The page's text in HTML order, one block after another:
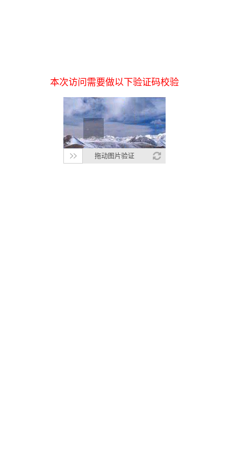
本次访问需要做以下验证码校验
拖动图片验证